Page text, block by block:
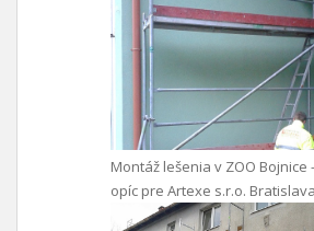
Montáž lešenia v ZOO Bojnice
opíc pre Artexe s.r.o. Bratislava